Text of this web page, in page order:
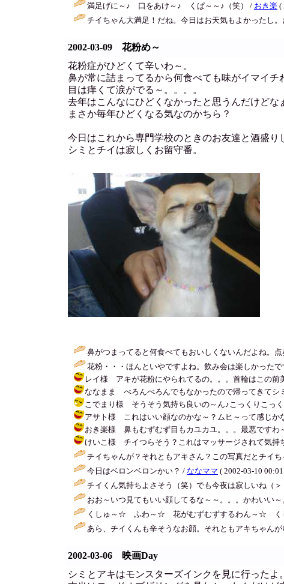
満足げに～♪ 口をあけ～♪ くぱ～～♪（笑） / おき楽 (
チイちゃん大満足！だね。今日はお天気もよかったし
2002-03-09 花粉め～
花粉症がひどくて辛いわ～。
鼻が常に詰まってるから何食べても味がイマイチ
目は痒くて涙がでる～。。。。
去年はこんなにひどくなかったと思うんだけどな
まさか毎年ひどくなる気なのかちら？
今日はこれから専門学校のときのお友達と酒盛り
シミとチイは寂しくお留守番。
鼻がつまってると何食べてもおいしくないんだよね。
花粉・・・ほんといやですよね。飲み会は楽しかったで
レイ様 アキが花粉にやられてるの。。。首輪はこの前
ななまま べろんべろんでもなかったので帰ってきてシ
こでまり様 そうそう気持ち良いの～ん♪こっくりこっ
アサト様 これはいい顔なのかな～？ムヒ～って感じか
おき楽様 鼻もむずむず目もカユカユ。。。最悪ですわ
けいこ様 チイつらそう？これはマッサージされて気持
チイちゃんが？それともアキさん？この写真だとチイ
今日はベロンベロンかい？ / ななママ ( 2002-03-10
チイくん気持ちよさそう（笑）でも今夜は寂しいね（＞
おお～いつ見てもいい顔してるな～～。。。かわいい
くしゅ～☆ ふわ～☆ 花がむずむずするわん～☆
あら、チイくんも辛そうなお顔。それともアキちゃん
2002-03-06 映画Day
シミとアキはモンスターズインクを見に行ったよ。